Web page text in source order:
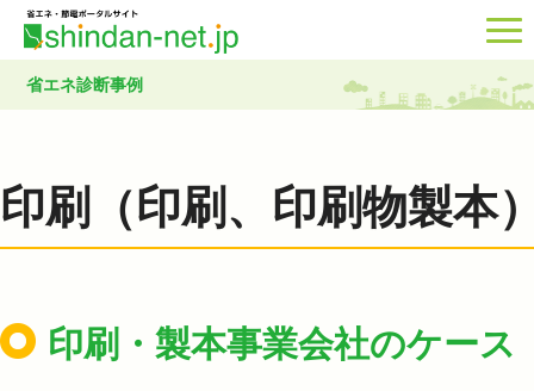
省エネ診断事例
印刷（印刷、印刷物製本
印刷・製本事業会社のケース